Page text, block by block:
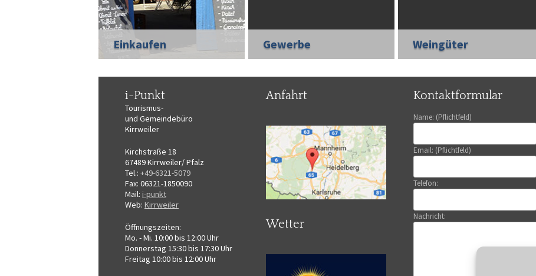
Einkaufen Gewerbe Weingüter
i-Punkt
Tourismus-
und Gemeindebüro
Kirrweiler
Kirchstraße 18
67489 Kirrweiler/ Pfalz
Tel.: +49-6321-5079
Fax: 06321-1850090
Mail: i-punkt
Web: Kirrweiler
Öffnungszeiten:
Mo. - Mi. 10:00 bis 12:00 Uhr
Donnerstag 15:30 bis 17:30 Uhr
Freitag 10:00 bis 12:00 Uhr
Anfahrt
Wetter
Kontaktformular
Name: (Pflichtfeld)
Email: (Pflichtfeld)
Telefon:
Nachricht: